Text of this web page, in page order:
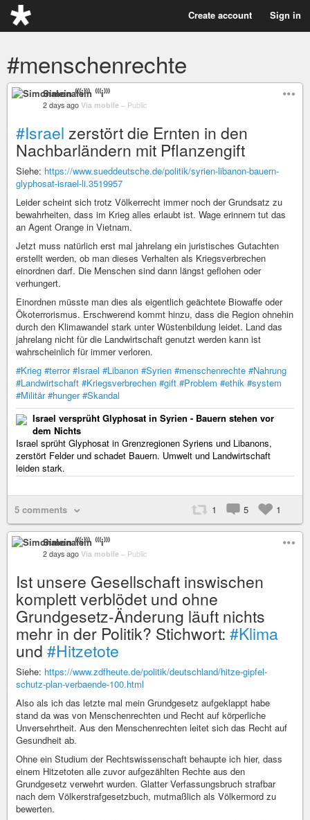
Create account Sign in
#menschenrechte
Simonalein ⁽⁽⁽i⁾⁾⁾
2 days ago Via mobile – Public
#Israel zerstört die Ernten in den
Nachbarländern mit Pflanzengift
Siehe: https://www.sueddeutsche.de/politik/syrien-libanon-bauern-
glyphosat-israel-li.3519957
Leider scheint sich trotz Völkerrecht immer noch der Grundsatz zu
bewahrheiten, dass im Krieg alles erlaubt ist. Wage erinnern tut das
an Agent Orange in Vietnam.
Jetzt muss natürlich erst mal jahrelang ein juristisches Gutachten
erstellt werden, ob man dieses Verhalten als Kriegsverbrechen
einordnen darf. Die Menschen sind dann längst geflohen oder
verhungert.
Einordnen müsste man dies als eigentlich geächtete Biowaffe oder
Ökoterrorismus. Erschwerend kommt hinzu, dass die Region ohnehin
durch den Klimawandel stark unter Wüstenbildung leidet. Land das
jahrelang nicht für die Landwirtschaft genutzt werden kann ist
wahrscheinlich für immer verloren.
#Krieg #terror #Israel #Libanon #Syrien #menschenrechte #Nahrung
#Landwirtschaft #Kriegsverbrechen #gift #Problem #ethik #system
#Militär #hunger #Skandal
Israel versprüht Glyphosat in Syrien - Bauern stehen vor
dem Nichts
Israel sprüht Glyphosat in Grenzregionen Syriens und Libanons,
zerstört Felder und schadet Bauern. Umwelt und Landwirtschaft
leiden stark.
5 comments 1 5 1
Simonalein ⁽⁽⁽i⁾⁾⁾
2 days ago Via mobile – Public
Ist unsere Gesellschaft inswischen
komplett verblödet und ohne
Grundgesetz-Änderung läuft nichts
mehr in der Politik? Stichwort: #Klima
und #Hitzetote
Siehe: https://www.zdfheute.de/politik/deutschland/hitze-gipfel-
schutz-plan-verbaende-100.html
Also als ich das letzte mal mein Grundgesetz aufgeklappt habe
stand da was von Menschenrechten und Recht auf körperliche
Unversehrtheit. Aus den Menschenrechten leitet sich das Recht auf
Gesundheit ab.
Ohne ein Studium der Rechtswissenschaft behaupte ich hier, dass
einem Hitzetoten alle zuvor aufgezählten Rechte aus den
Grundgesetz verwehrt wurden. Glatter Verfassungsbruch strafbar
nach dem Völkerstrafgesetzbuch, mutmaßlich als Völkermord zu
bewerten.